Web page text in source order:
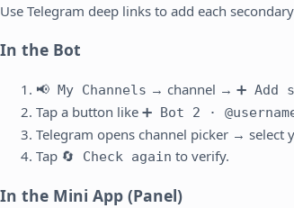
Use Telegram deep links to add each
In the Bot
📢 My Channels → channel → ➕ Add
Tap a button like ➕ Bot 2 ·
Telegram opens channel picker →
Tap 🔄 Check again to verify.
In the Mini App (Panel)